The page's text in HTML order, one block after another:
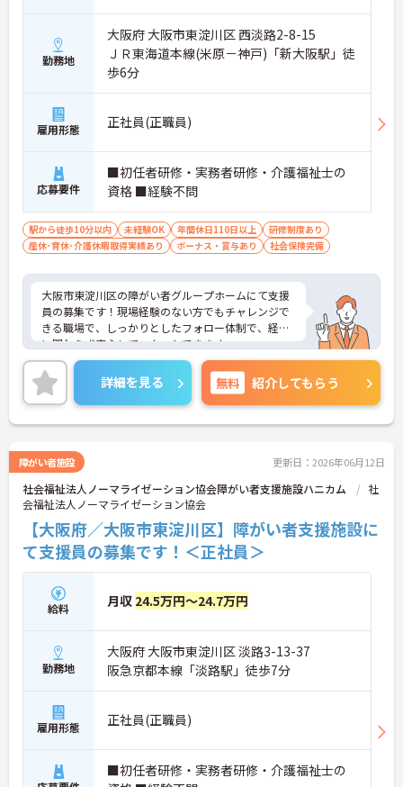
勤務地
大阪府 大阪市東淀川区 西淡路2-8-15
ＪＲ東海道本線(米原－神戸)「新大阪駅」徒
歩6分
雇用形態 正社員(正職員)
応募要件
■初任者研修・実務者研修・介護福祉士の
資格 ■経験不問
駅から徒歩10分以内 未経験OK 年間休日110日以上
研修制度あり
産休･育休･介護休暇取得実績あり
ボーナス・賞与あり 社会保険完備
大阪市東淀川区の障がい者グループホームにて支援
員の募集です！現場経験のない方でもチャレンジで
きる職場で、しっかりとしたフォロー体制で、経験
に関わらず安心してスタートできます。
ご興味のある方には、面接対策ポイントなどさらに
詳細お伝えしますので、お気軽にお問い合わせくだ
さい♪
詳細を見る 無料 紹介してもらう
障がい者施設 更新日：2026年06月12日
社会福祉法人ノーマライゼーション協会障がい者支援施設ハニカム
社
会福祉法人ノーマライゼーション協会
【大阪府／大阪市東淀川区】障がい者支援施設に
て支援員の募集です！＜正社員＞
給料 月収 24.5万円～24.7万円
勤務地
大阪府 大阪市東淀川区 淡路3-13-37
阪急京都本線「淡路駅」徒歩7分
雇用形態 正社員(正職員)
■初任者研修・実務者研修・介護福祉士の